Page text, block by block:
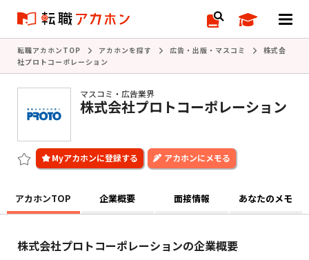
転職アカホンTOP アカホンを探す 広告・出版・マスコミ
株式会
社プロトコーポレーション
マスコミ・広告業界
株式会社プロトコーポレーション
アカホンにメモる
アカホンTOP 企業概要 面接情報 あなたのメモ
株式会社プロトコーポレーションの企業概要